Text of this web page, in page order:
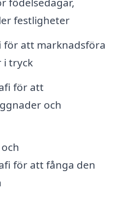
festligheter
att marknadsföra
i tryck
för att
och
för att fånga den